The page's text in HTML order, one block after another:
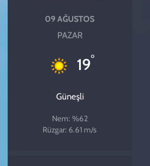
09 AĞUSTOS
PAZAR
19°
Güneşli
Nem: %62
Rüzgar: 6.61 m/s